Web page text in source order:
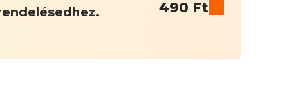
490 Ft